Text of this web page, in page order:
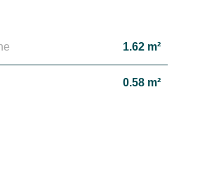
1.62 m²
0.58 m²